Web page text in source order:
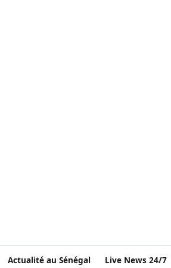
Actualité au Sénégal Live News 24/7